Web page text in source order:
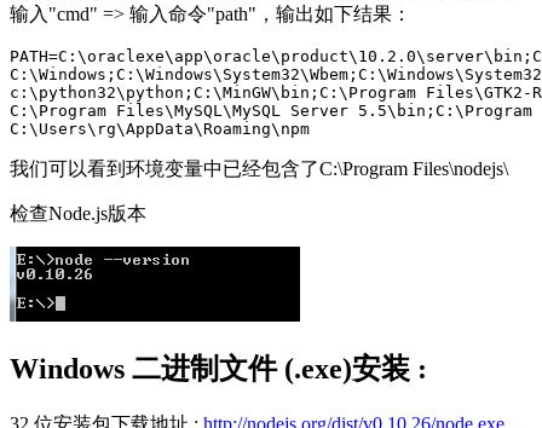
输入"cmd" => 输入命令"path"，输出如下结果：
c:\python32\python;C:\MinGW\bin;C:\Program
C:\Program Files\MySQL\MySQL Server
我们可以看到环境变量中已经包含了C:\Program Files\nodejs\
检查Node.js版本
Windows 二进制文件 (.exe)安装 :